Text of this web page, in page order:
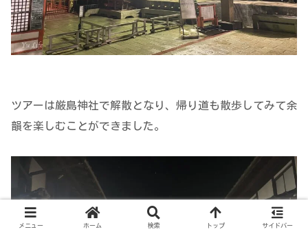
ツアーは厳島神社で解散となり、帰り道も散歩してみて余
韻を楽しむことができました。
メニュー ホーム 検索 トップ サイドバー